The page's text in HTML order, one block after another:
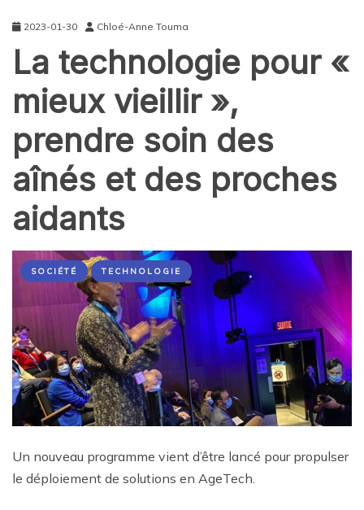
2023-01-30 Chloé-Anne Touma
La technologie pour «
mieux vieillir »,
prendre soin des
aînés et des proches
aidants
SOCIÉTÉ TECHNOLOGIE
Un nouveau programme vient d’être lancé pour propulser
le déploiement de solutions en AgeTech.